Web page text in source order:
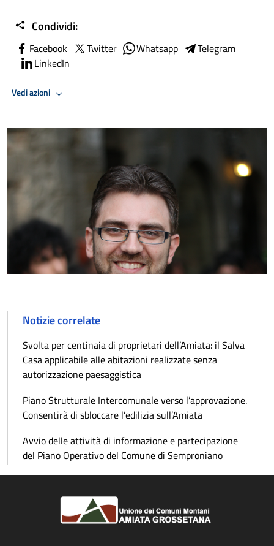
Condividi:
Facebook Twitter Whatsapp
Telegram
LinkedIn
Vedi azioni
Notizie correlate
Svolta per centinaia di proprietari dell’Amiata: il Salva
Casa applicabile alle abitazioni realizzate senza
autorizzazione paesaggistica
Piano Strutturale Intercomunale verso l’approvazione.
Consentirà di sbloccare l’edilizia sull’Amiata
Avvio delle attività di informazione e partecipazione
del Piano Operativo del Comune di Semproniano